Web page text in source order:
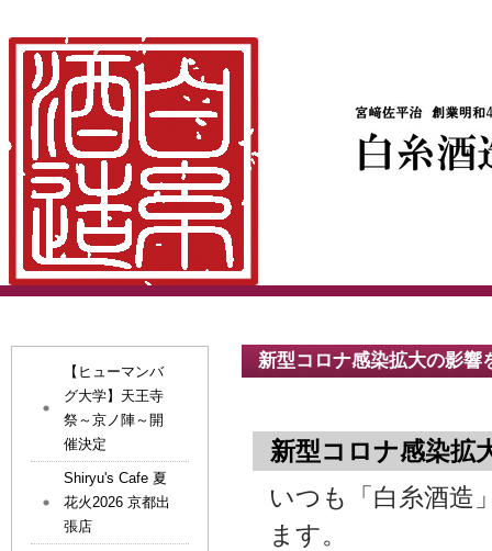
新型コロナ感染拡大の影響
新型コロナ感染拡
いつも「白糸酒造
ます。
【ヒューマンバ
グ大学】天王寺
祭～京ノ陣～開
催決定
Shiryu's Cafe 夏
花火2026 京都出
張店